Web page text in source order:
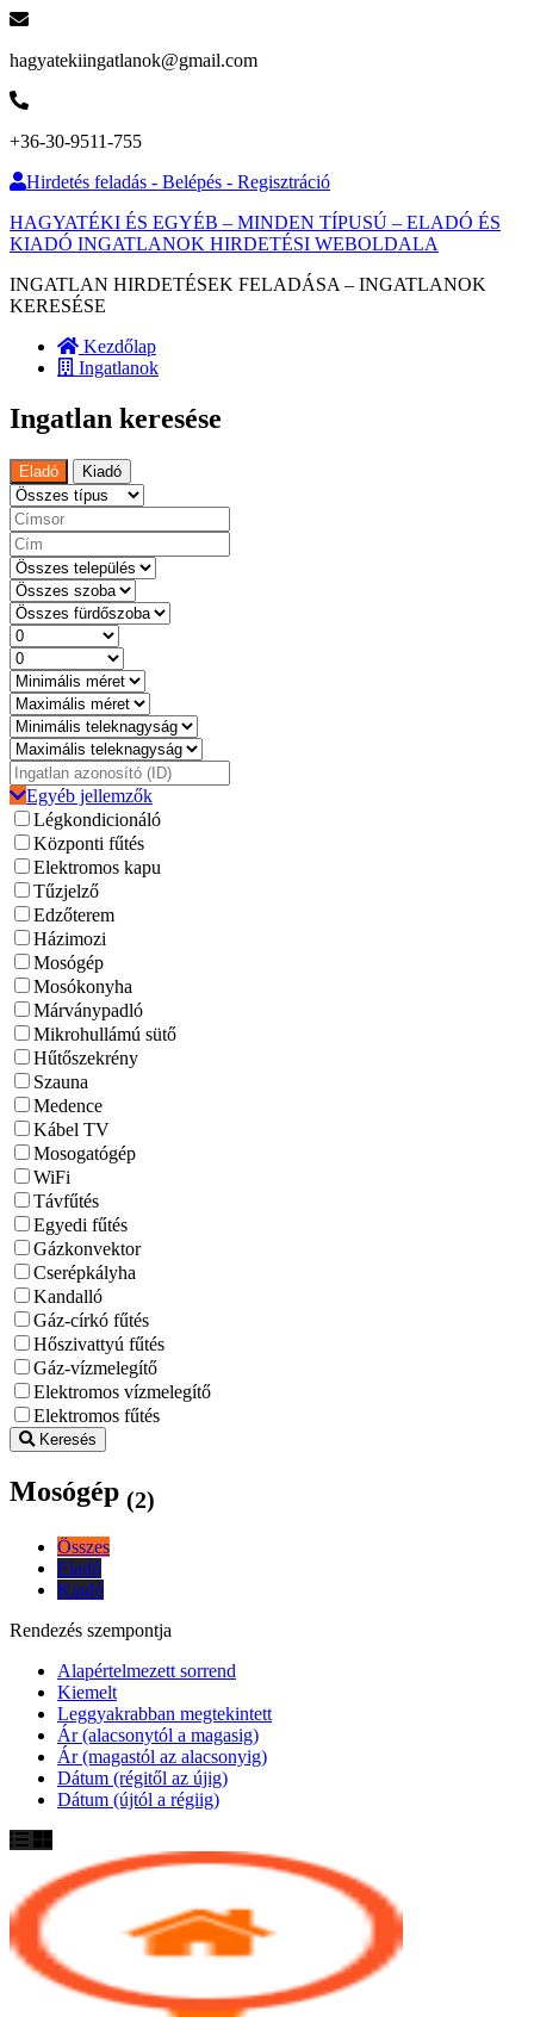
hagyatekiingatlanok@gmail.com
+36-30-9511-755
Hirdetés feladás - Belépés - Regisztráció
HAGYATÉKI ÉS EGYÉB – MINDEN TÍPUSÚ – ELADÓ ÉS
KIADÓ INGATLANOK HIRDETÉSI WEBOLDALA
INGATLAN HIRDETÉSEK FELADÁSA – INGATLANOK
KERESÉSE
Kezdőlap
Ingatlanok
Ingatlan keresése
Eladó Kiadó
Egyéb jellemzők
Légkondicionáló
Központi fűtés
Elektromos kapu
Tűzjelző
Edzőterem
Házimozi
Mosógép
Mosókonyha
Márványpadló
Mikrohullámú sütő
Hűtőszekrény
Szauna
Medence
Kábel TV
Mosogatógép
WiFi
Távfűtés
Egyedi fűtés
Gázkonvektor
Cserépkályha
Kandalló
Gáz-církó fűtés
Hőszivattyú fűtés
Gáz-vízmelegítő
Elektromos vízmelegítő
Elektromos fűtés
Keresés
Mosógép (2)
Összes
Eladó
Kiadó
Rendezés szempontja
Alapértelmezett sorrend
Kiemelt
Leggyakrabban megtekintett
Ár (alacsonytól a magasig)
Ár (magastól az alacsonyig)
Dátum (régitől az újig)
Dátum (újtól a régiig)